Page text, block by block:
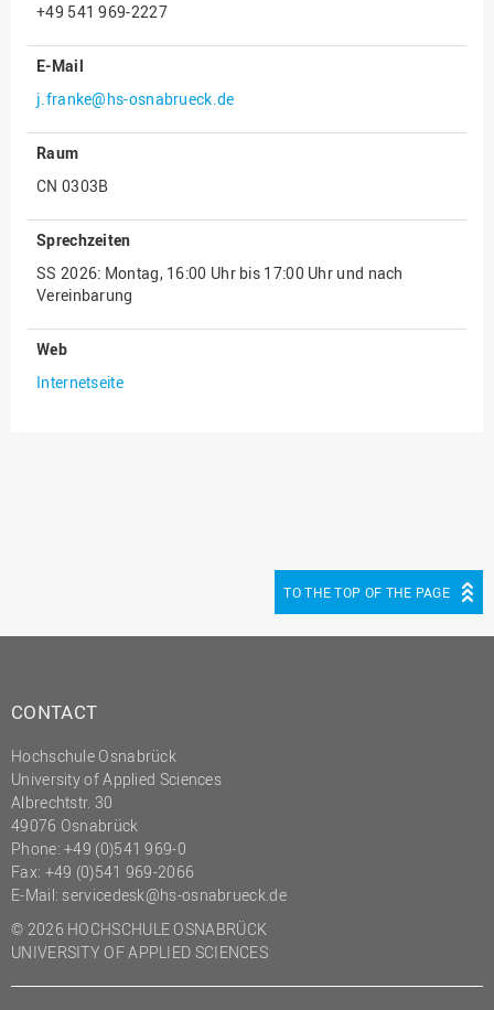
strategie
Innenrevision
Institut für Musik
IT Service Center
Kommunikation und
Marketing
LearningCenter
Personal
Personalentwicklung
Studium und Lehre
Transfer- und
Innovationsmanagement
+49 541 969-2227
E-Mail
j.franke@hs-osnabrueck.de
Raum
CN 0303B
Sprechzeiten
SS 2026: Montag, 16:00 Uhr bis 17:00 Uhr und nach
Vereinbarung
Web
Internetseite
TO THE TOP OF THE PAGE
CONTACT
Hochschule Osnabrück
University of Applied Sciences
Albrechtstr. 30
49076 Osnabrück
Phone: +49 (0)541 969-0
Fax: +49 (0)541 969-2066
E-Mail: servicedesk@hs-osnabrueck.de
© 2026 HOCHSCHULE OSNABRÜCK
UNIVERSITY OF APPLIED SCIENCES